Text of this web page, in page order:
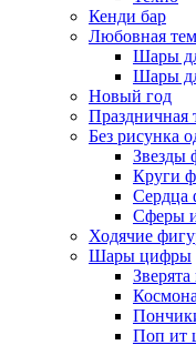
Кенди бар
Любовная
Шары
Шары
Новый год
Праздничная
Без рисунка
Звезды
Круги
Сердца
Сферы
Ходячие
Шары цифры
Поп ит